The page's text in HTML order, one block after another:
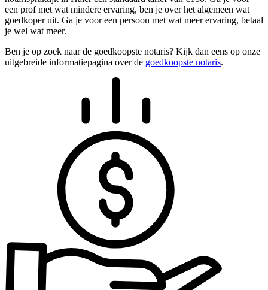
een prof met wat mindere ervaring, ben je over het algemeen wat
goedkoper uit. Ga je voor een persoon met wat meer ervaring, betaal
je wel wat meer.
Ben je op zoek naar de goedkoopste notaris? Kijk dan eens op onze
uitgebreide informatiepagina over de goedkoopste notaris.